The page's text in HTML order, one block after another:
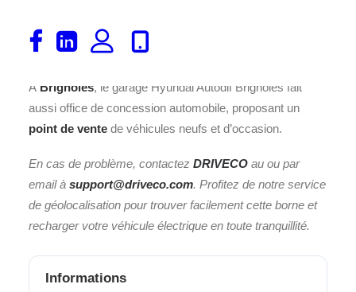
kWh
, cette borne répond à la norme de recharge
libre
et offre2place(s).
À Brignoles, le garage Hyundai Autodif Brignoles fait
aussi office de concession automobile, proposant un
point de vente de véhicules neufs et d’occasion.
En cas de problème, contactez DRIVECO au ou par
email à support@driveco.com. Profitez de notre service
de géolocalisation pour trouver facilement cette borne et
recharger votre véhicule électrique en toute tranquillité.
Informations